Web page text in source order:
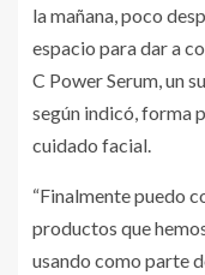
la mañana, poco
espacio para dar a
C Power Serum, un
según indicó, forma
cuidado facial.
“Finalmente puedo
productos que
usando como parte